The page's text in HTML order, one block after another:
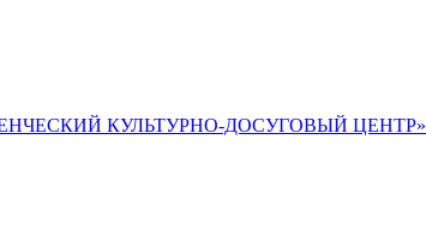
КУЛЬТУРНО-ДОСУГОВЫЙ ЦЕНТР»